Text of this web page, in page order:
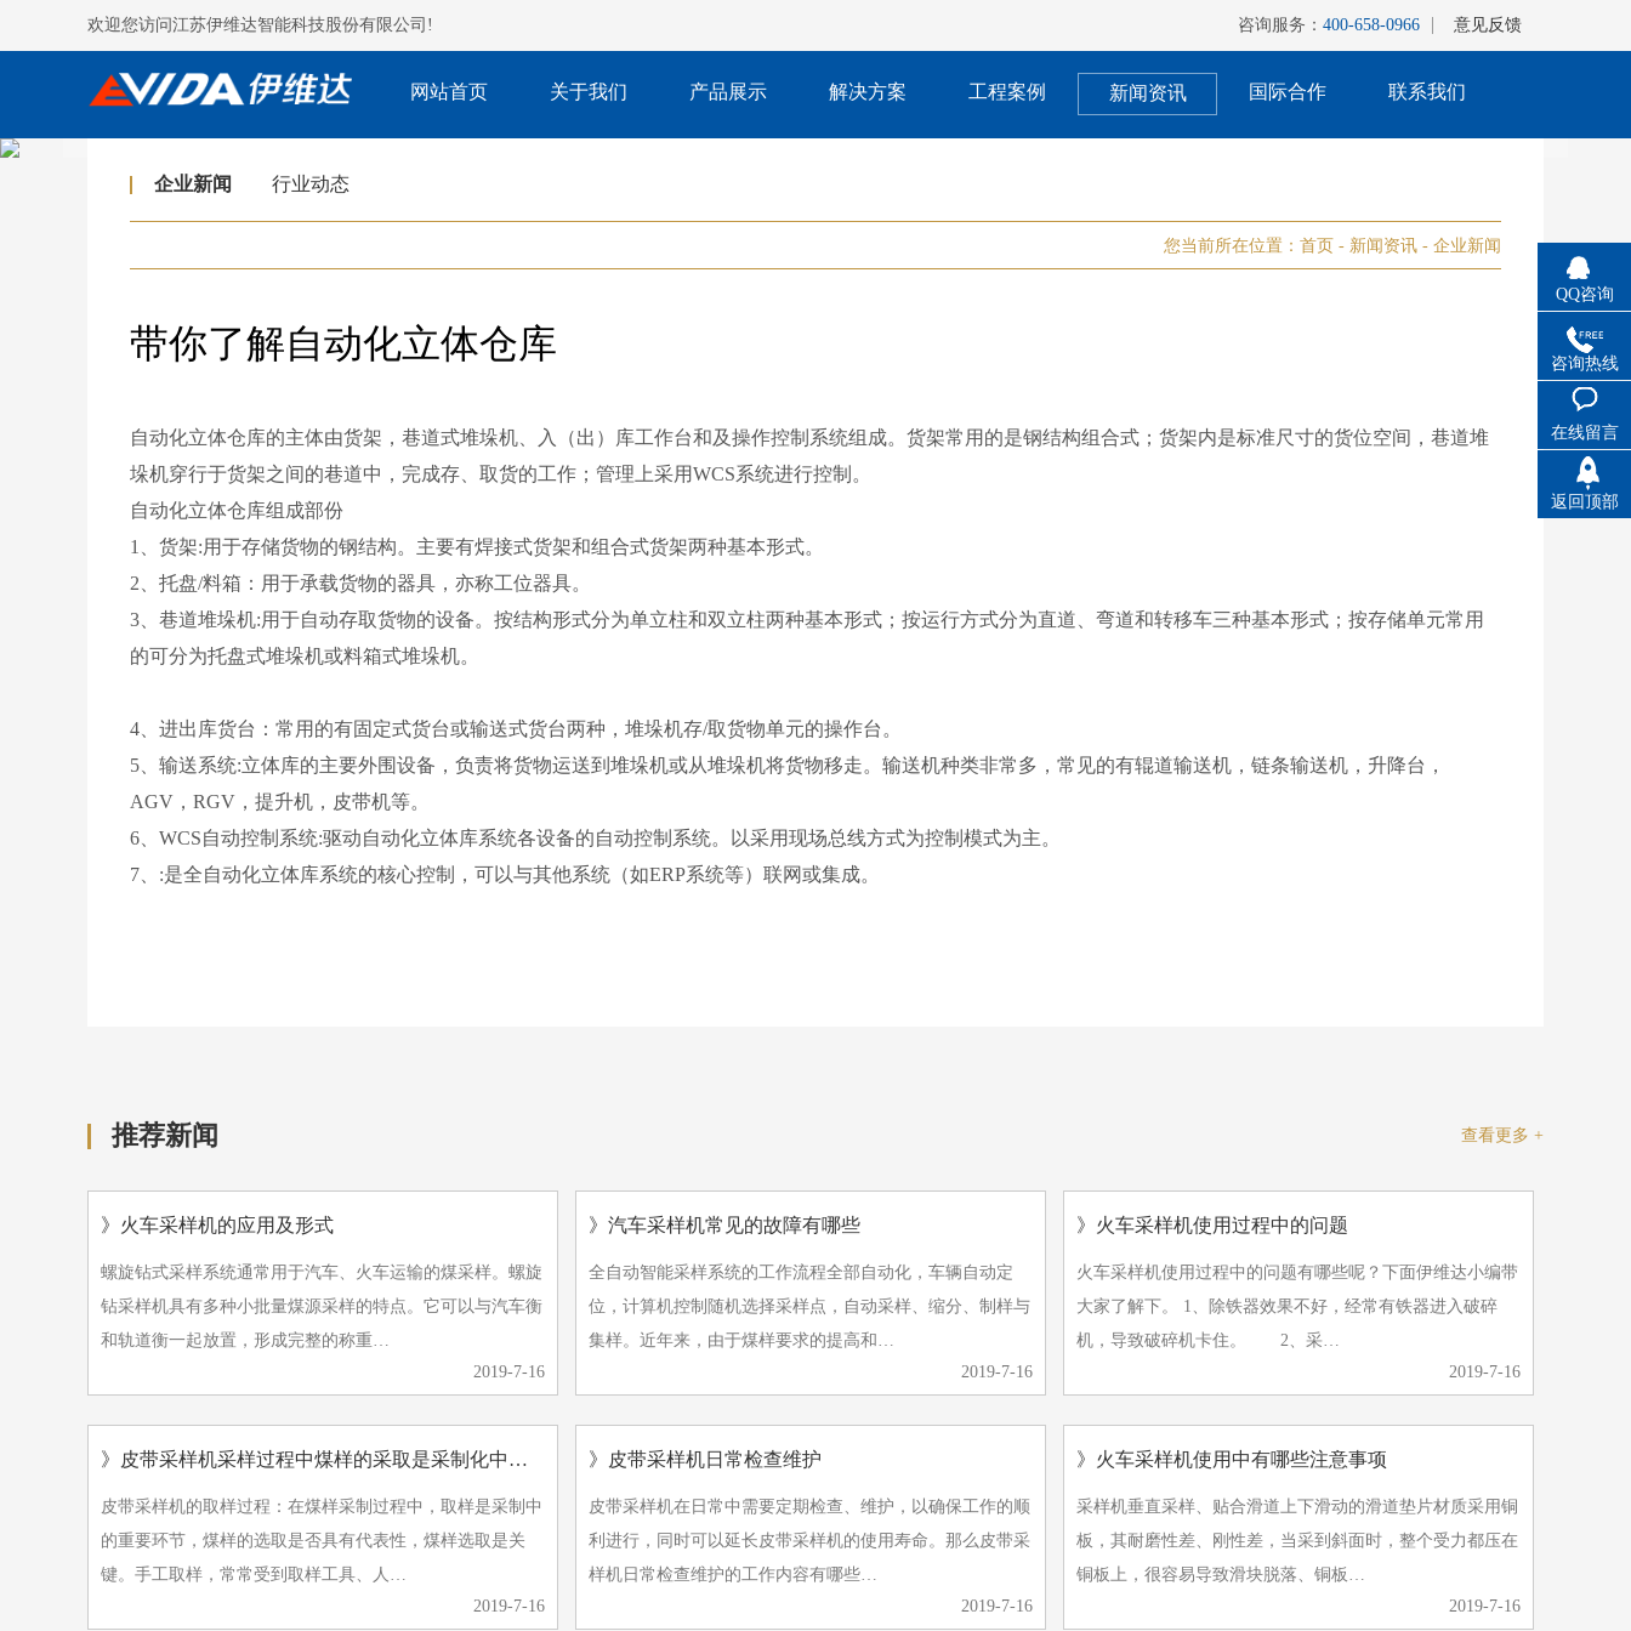
欢迎您访问江苏伊维达智能科技股份有限公司! 意见反馈
咨询服务： 400-658-0966
网站首页 关于我们 产品展示 解决方案 工程案例 新闻资讯 国际合作 联系我们
企业新闻 行业动态
您当前所在位置： 首页 - 新闻资讯 - 企业新闻
带你了解自动化立体仓库
自动化立体仓库的主体由货架，巷道式堆垛机、入（出）库工作台和及操作控制系统组成。货架常用的是钢结构组合式；货架内是标准尺寸的货位空间，巷道堆
垛机穿行于货架之间的巷道中，完成存、取货的工作；管理上采用WCS系统进行控制。
自动化立体仓库组成部份
1、货架:用于存储货物的钢结构。主要有焊接式货架和组合式货架两种基本形式。
2、托盘/料箱：用于承载货物的器具，亦称工位器具。
3、巷道堆垛机:用于自动存取货物的设备。按结构形式分为单立柱和双立柱两种基本形式；按运行方式分为直道、弯道和转移车三种基本形式；按存储单元常用
的可分为托盘式堆垛机或料箱式堆垛机。
4、进出库货台：常用的有固定式货台或输送式货台两种，堆垛机存/取货物单元的操作台。
5、输送系统:立体库的主要外围设备，负责将货物运送到堆垛机或从堆垛机将货物移走。输送机种类非常多，常见的有辊道输送机，链条输送机，升降台，
AGV，RGV，提升机，皮带机等。
6、WCS自动控制系统:驱动自动化立体库系统各设备的自动控制系统。以采用现场总线方式为控制模式为主。
7、:是全自动化立体库系统的核心控制，可以与其他系统（如ERP系统等）联网或集成。
推荐新闻 查看更多 +
》火车采样机的应用及形式
螺旋钻式采样系统通常用于汽车、火车运输的煤采样。螺旋
钻采样机具有多种小批量煤源采样的特点。它可以与汽车衡
和轨道衡一起放置，形成完整的称重…
2019-7-16
》汽车采样机常见的故障有哪些
全自动智能采样系统的工作流程全部自动化，车辆自动定
位，计算机控制随机选择采样点，自动采样、缩分、制样与
集样。近年来，由于煤样要求的提高和…
2019-7-16
》火车采样机使用过程中的问题
火车采样机使用过程中的问题有哪些呢？下面伊维达小编带
大家了解下。 1、除铁器效果不好，经常有铁器进入破碎
机，导致破碎机卡住。 2、采…
2019-7-16
》皮带采样机采样过程中煤样的采取是采制化中的重要环节
皮带采样机的取样过程：在煤样采制过程中，取样是采制中
的重要环节，煤样的选取是否具有代表性，煤样选取是关
键。手工取样，常常受到取样工具、人…
2019-7-16
》皮带采样机日常检查维护
皮带采样机在日常中需要定期检查、维护，以确保工作的顺
利进行，同时可以延长皮带采样机的使用寿命。那么皮带采
样机日常检查维护的工作内容有哪些…
2019-7-16
》火车采样机使用中有哪些注意事项
采样机垂直采样、贴合滑道上下滑动的滑道垫片材质采用铜
板，其耐磨性差、刚性差，当采到斜面时，整个受力都压在
铜板上，很容易导致滑块脱落、铜板…
2019-7-16
QQ咨询
咨询热线
在线留言
返回顶部